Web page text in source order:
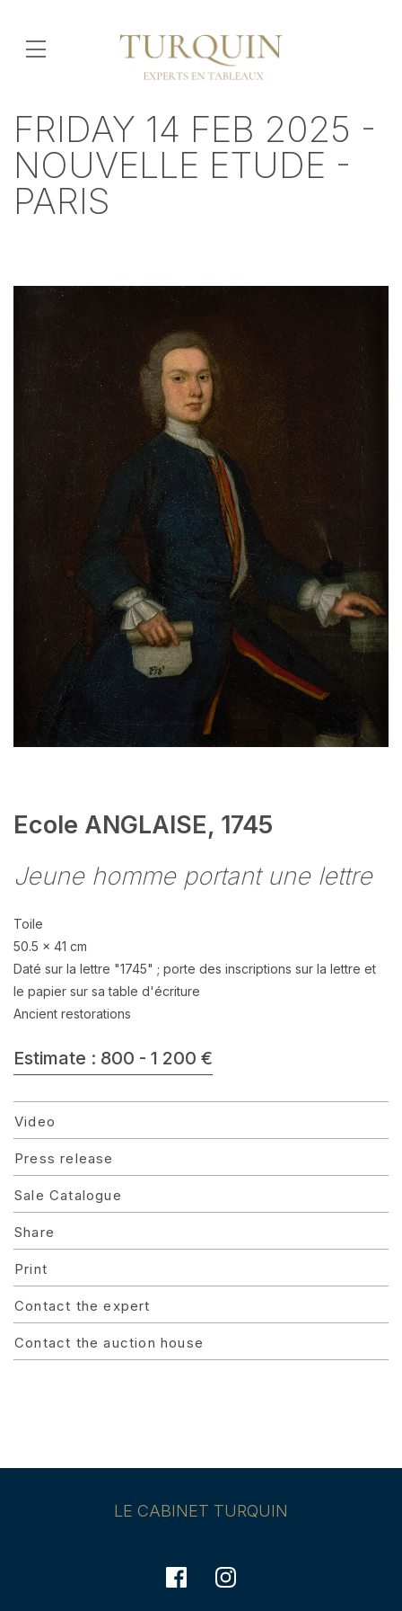
FRIDAY 14 FEB 2025 -
NOUVELLE ETUDE -
PARIS
Ecole ANGLAISE, 1745
Jeune homme portant une lettre
Toile
50.5 x 41 cm
Daté sur la lettre "1745" ; porte des inscriptions sur la lettre et
le papier sur sa table d'écriture
Ancient restorations
Estimate : 800 - 1 200 €
Video
Press release
Sale Catalogue
Share
Print
Contact the expert
Contact the auction house
LE CABINET TURQUIN